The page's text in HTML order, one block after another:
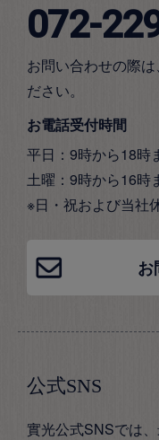
072-
お問い合わせの際
ださい。
お電話受付時間
平日：9時から18時
土曜：9時から16時
※日・祝および当社
お
公式SNS
實光公式SNSでは